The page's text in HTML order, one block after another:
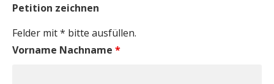
Petition zeichnen
Felder mit * bitte ausfüllen.
Vorname Nachname *